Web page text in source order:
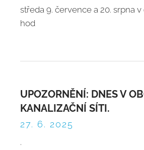
středa 9. července a 20. srpna
hod
UPOZORNĚNÍ: DNES V
KANALIZAČNÍ SÍTI.
27. 6. 2025
.